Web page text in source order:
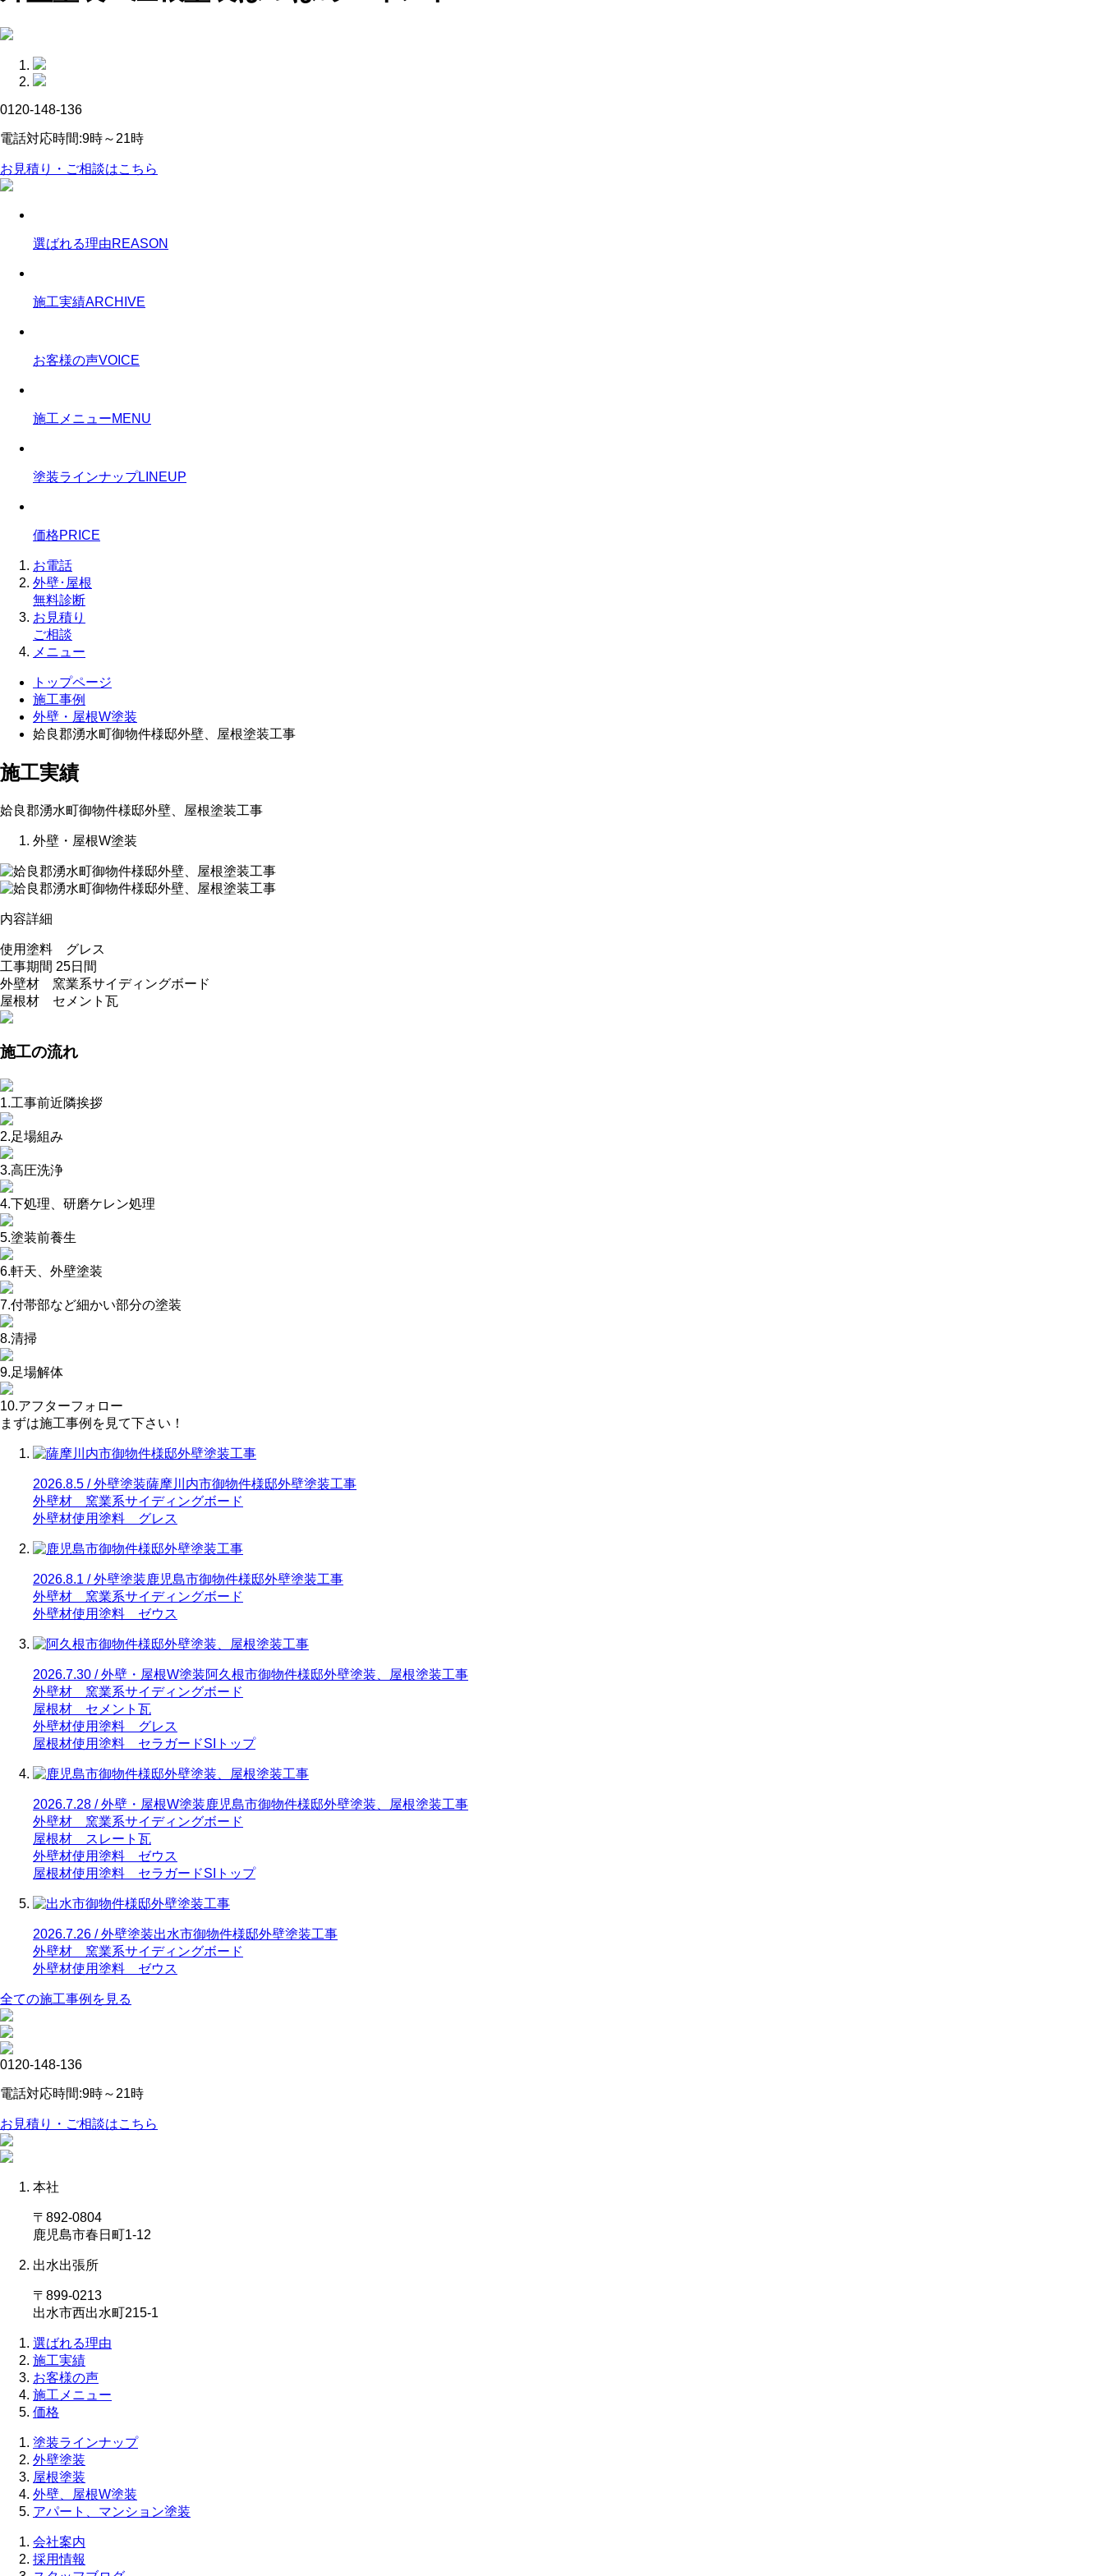
0120-148-136
電話対応時間:9時～21時
お見積り・ご相談はこちら
選ばれる理由REASON
施工実績ARCHIVE
お客様の声VOICE
施工メニューMENU
塗装ラインナップLINEUP
価格PRICE
お電話
外壁･屋根
無料診断
お見積り
ご相談
メニュー
トップページ
施工事例
外壁・屋根W塗装
姶良郡湧水町御物件様邸外壁、屋根塗装工事
施工実績
姶良郡湧水町御物件様邸外壁、屋根塗装工事
外壁・屋根W塗装
内容詳細
使用塗料 グレス
工事期間 25日間
外壁材 窯業系サイディングボード
屋根材 セメント瓦
施工の流れ
1.工事前近隣挨拶
2.足場組み
3.高圧洗浄
4.下処理、研磨ケレン処理
5.塗装前養生
6.軒天、外壁塗装
7.付帯部など細かい部分の塗装
8.清掃
9.足場解体
10.アフターフォロー
まずは施工事例を見て下さい！
2026.8.5 / 外壁塗装薩摩川内市御物件様邸外壁塗装工事
外壁材 窯業系サイディングボード
外壁材使用塗料 グレス
2026.8.1 / 外壁塗装鹿児島市御物件様邸外壁塗装工事
外壁材 窯業系サイディングボード
外壁材使用塗料 ゼウス
2026.7.30 / 外壁・屋根W塗装阿久根市御物件様邸外壁塗装、屋根塗装工事
外壁材 窯業系サイディングボード
屋根材 セメント瓦
外壁材使用塗料 グレス
屋根材使用塗料 セラガードSIトップ
2026.7.28 / 外壁・屋根W塗装鹿児島市御物件様邸外壁塗装、屋根塗装工事
外壁材 窯業系サイディングボード
屋根材 スレート瓦
外壁材使用塗料 ゼウス
屋根材使用塗料 セラガードSIトップ
2026.7.26 / 外壁塗装出水市御物件様邸外壁塗装工事
外壁材 窯業系サイディングボード
外壁材使用塗料 ゼウス
全ての施工事例を見る
0120-148-136
電話対応時間:9時～21時
お見積り・ご相談はこちら
本社
〒892-0804
鹿児島市春日町1-12
出水出張所
〒899-0213
出水市西出水町215-1
選ばれる理由
施工実績
お客様の声
施工メニュー
価格
塗装ラインナップ
外壁塗装
屋根塗装
外壁、屋根W塗装
アパート、マンション塗装
会社案内
採用情報